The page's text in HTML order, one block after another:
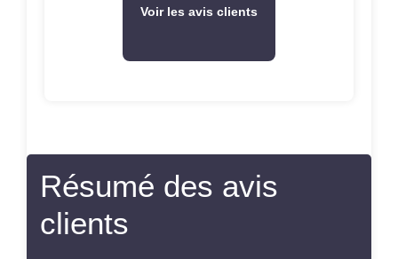
Voir les avis clients
Résumé des avis
clients